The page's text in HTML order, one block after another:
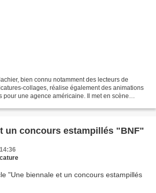
bien connu notamment des lecteurs de
collages, réalise également des animations
pour une agence américaine. Il met en scène
un concours estampillés "BNF"